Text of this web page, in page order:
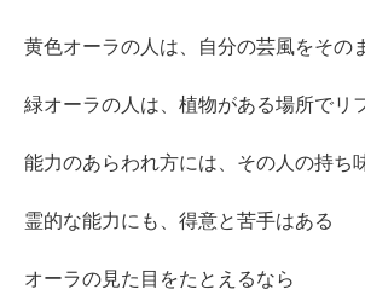
黄色オーラの人は、自分の芸風をその
緑オーラの人は、植物がある場所でリ
能力のあらわれ方には、その人の持ち
霊的な能力にも、得意と苦手はある
オーラの見た目をたとえるなら